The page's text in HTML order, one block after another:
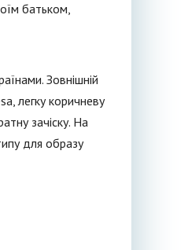
батьком,
Зовнішній
легку коричневу
зачіску. На
для образу